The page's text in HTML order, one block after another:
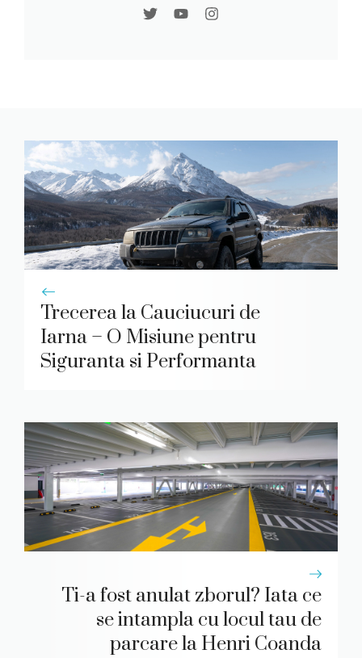
Trecerea la Cauciucuri de
Iarna – O Misiune pentru
Siguranta si Performanta
Ti-a fost anulat zborul? Iata ce
se intampla cu locul tau de
parcare la Henri Coanda